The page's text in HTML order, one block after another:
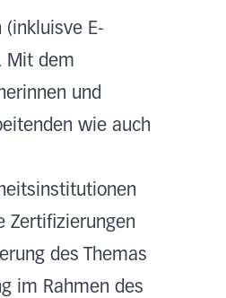
(inkluisve E-
Mit dem
und
wie auch
Zertifizierungen
des Themas
im Rahmen des